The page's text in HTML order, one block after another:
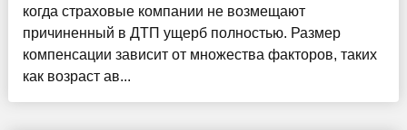
когда страховые компании не возмещают
причиненный в ДТП ущерб полностью. Размер
компенсации зависит от множества факторов, таких
как возраст ав...